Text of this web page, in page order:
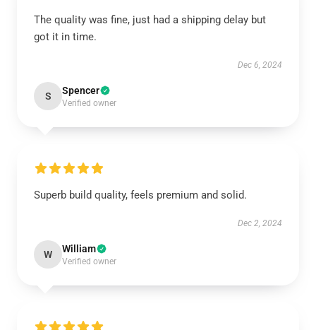
The quality was fine, just had a shipping delay but
got it in time.
Dec 6, 2024
S Spencer
Verified owner
Superb build quality, feels premium and solid.
Dec 2, 2024
W William
Verified owner